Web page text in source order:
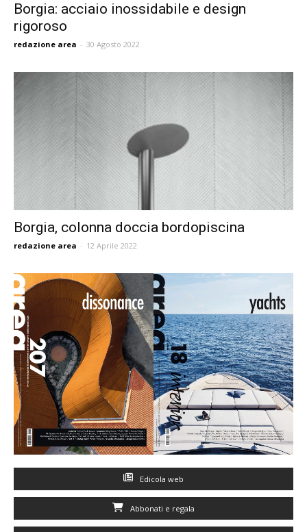
Borgia: acciaio inossidabile e design
rigoroso
redazione area - 30 Agosto 2022
Borgia, colonna doccia bordopiscina
redazione area - 12 Aprile 2022
Edicola web
Abbonati e regala